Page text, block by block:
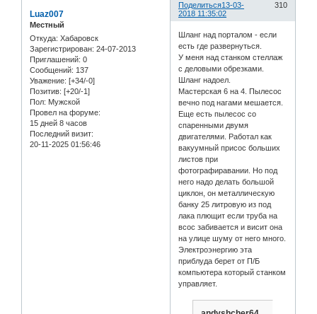
Поделиться 310
13-03-
2018 11:35:02
Luaz007
Местный
Откуда: Хабаровск
Зарегистрирован: 24-07-2013
Приглашений: 0
Сообщений: 137
Уважение: [+34/-0]
Позитив: [+20/-1]
Пол: Мужской
Провел на форуме:
15 дней 8 часов
Последний визит:
20-11-2025 01:56:46
Шланг над порталом - если
есть где развернуться.
У меня над станком стеллаж
с деловыми обрезками.
Шланг надоел.
Мастерская 6 на 4. Пылесос
вечно под нагами мешается.
Еще есть пылесос со
спаренными двумя
двигателями. Работал как
вакуумный присос больших
листов при
фотографиравании. Но под
него надо делать большой
циклон, он металлическую
банку 25 литровую из под
лака плющит если труба на
всос забивается и висит она
на улице шуму от него много.
Электроэнергию эта
приблуда берет от П/Б
компьютера который станком
управляет.